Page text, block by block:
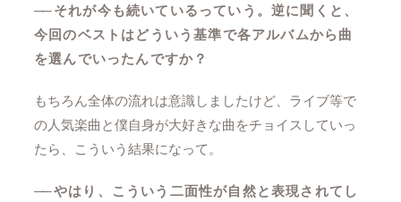
── それが今も続いているっていう。逆に聞くと、
今回のベストはどういう基準で各アルバムから曲
を選んでいったんですか？
もちろん全体の流れは意識しましたけど、ライブ等で
の人気楽曲と僕自身が大好きな曲をチョイスしていっ
たら、こういう結果になって。
── やはり、こういう二面性が自然と表現されてし